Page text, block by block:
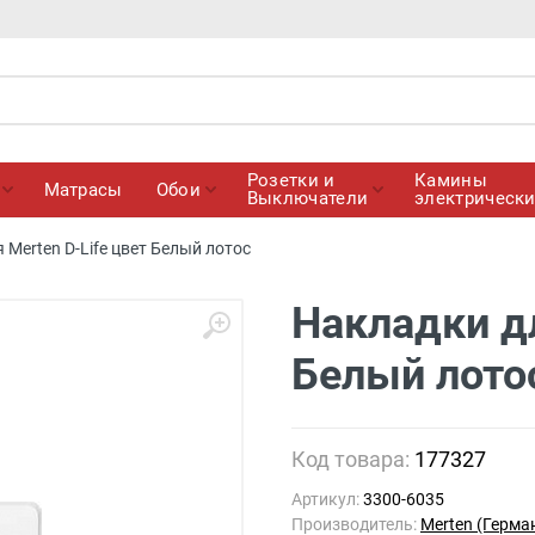
Матрасы Обои
Розетки и
Выключатели
Камины
D-Life цвет Белый лотос
Накладки
Белый
Код товара: 177327
Артикул:3300-6035
Производитель: Merten